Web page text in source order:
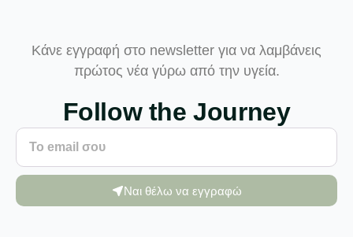
Κάνε εγγραφή στο newsletter για να λαμβάνεις
πρώτος νέα γύρω από την υγεία.
Follow the Journey
Ναι θέλω να εγγραφώ